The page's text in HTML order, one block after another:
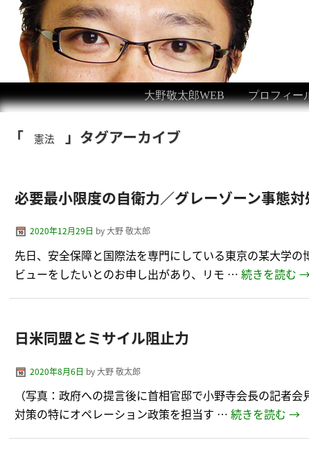
大野敬太郎WEB プロフィー
「 憲法 」タグアーカイブ
必要最小限度の自衛力／グレーゾーン事態
2020年12月29日 by大野 敬太郎
先日、安全保障と国際法を専門にしている東京の某大学の
ビューをしたいとのお申し出があり、リモ …続きを読む
日米同盟とミサイル阻止力
2020年8月6日 by大野 敬太郎
（写真：政府への提言後に首相官邸で小野寺会長の記者
対策の特にオペレーション政策を担当す …続きを読む→